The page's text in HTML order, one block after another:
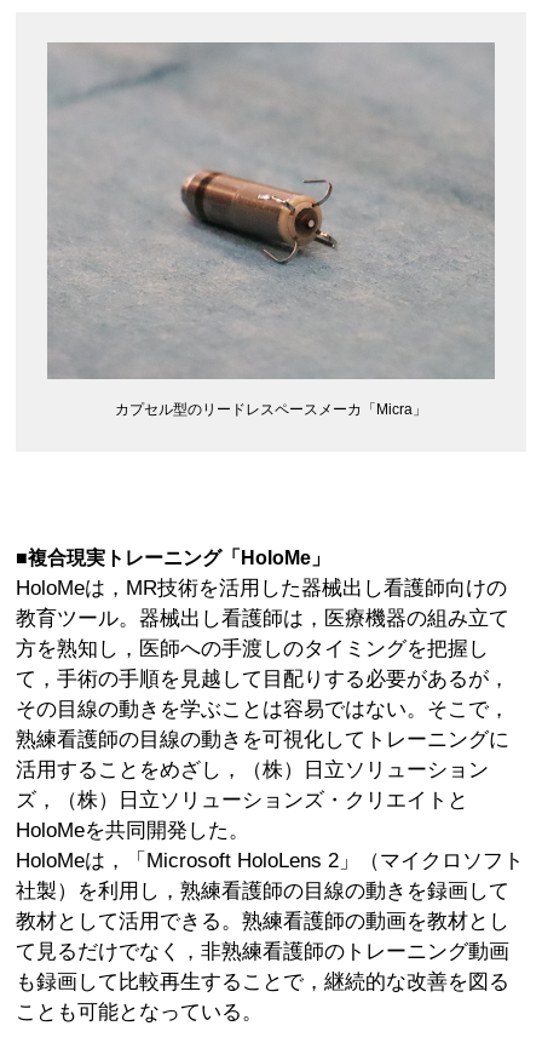
カプセル型のリードレスペースメーカ「Micra」
■複合現実トレーニング「HoloMe」
HoloMeは，MR技術を活用した器械出し看護師向けの
教育ツール。器械出し看護師は，医療機器の組み立て
方を熟知し，医師への手渡しのタイミングを把握し
て，手術の手順を見越して目配りする必要があるが，
その目線の動きを学ぶことは容易ではない。そこで，
熟練看護師の目線の動きを可視化してトレーニングに
活用することをめざし，（株）日立ソリューション
ズ，（株）日立ソリューションズ・クリエイトと
HoloMeを共同開発した。
HoloMeは，「Microsoft HoloLens 2」（マイクロソフト
社製）を利用し，熟練看護師の目線の動きを録画して
教材として活用できる。熟練看護師の動画を教材とし
て見るだけでなく，非熟練看護師のトレーニング動画
も録画して比較再生することで，継続的な改善を図る
ことも可能となっている。